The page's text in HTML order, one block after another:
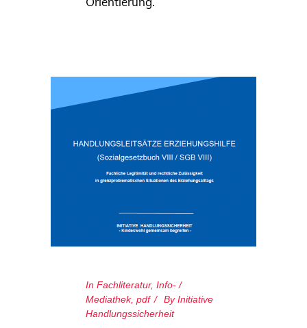
In Fachliteratur, Info- /
Mediathek, pdf By Initiative
Handlungssicherheit